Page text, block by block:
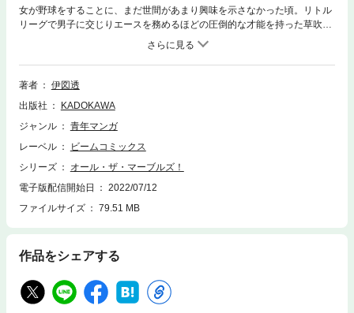
女が野球をすることに、まだ世間があまり興味を示さなかった頃。リトル
リーグで男子に交じりエースを務めるほどの圧倒的な才能を持った草吹恵
と、女性離れした体力を誇るスラッガー結城愛。ふたりの“めぐみ”は、と
もに大好きな白球を追って、青春のすべてをグラウンドに懸けることを誓
う。その出逢いは、女性にとっての野球の未来を、世界を変えるほどの、
大いなるストーリーの始まり。『銃座のウルナ』で第２１回文化庁メディ
ベースボール・ロマン、満を持してのスタート。※“(go for) all the marble
s”は「いちかばちかやってみる」「すべてを懸ける」の意。 月刊コミック
著者
伊図透
出版社
KADOKAWA
ジャンル
青年マンガ
レーベル
ビームコミックス
シリーズ
オール・ザ・マーブルズ！
電子版配信開始日
2022/07/12
ファイルサイズ
79.51 MB
作品をシェアする